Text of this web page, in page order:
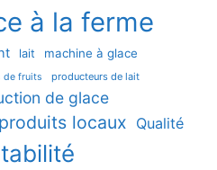
à la ferme
lait machine à glace
de fruits producteurs de lait
de glace
produits locaux Qualité